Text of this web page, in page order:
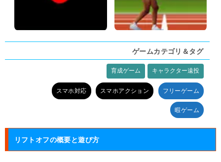
ゲームカテゴリ＆タグ
育成ゲーム キャラクター遠投
スマホ対応 スマホアクション フリーゲーム
暇ゲーム
リフトオフの概要と遊び方